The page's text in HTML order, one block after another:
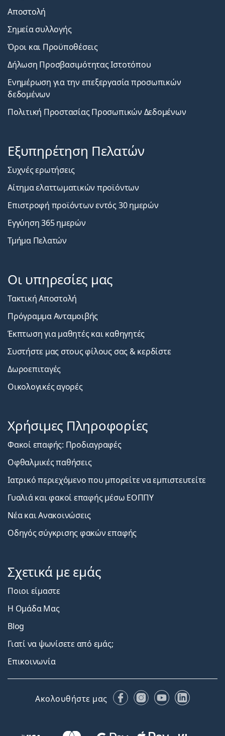
Αποστολή
Σημεία συλλογής
Όροι και Προϋποθέσεις
Δήλωση Προσβασιμότητας Ιστοτόπου
Ενημέρωση για την επεξεργασία προσωπικών
δεδομένων
Πολιτική Προστασίας Προσωπικών Δεδομένων
Εξυπηρέτηση Πελατών
Συχνές ερωτήσεις
Αίτημα ελαττωματικών προϊόντων
Επιστροφή προϊόντων εντός 30 ημερών
Εγγύηση 365 ημερών
Τμήμα Πελατών
Οι υπηρεσίες μας
Τακτική Αποστολή
Πρόγραμμα Ανταμοιβής
Έκπτωση για μαθητές και καθηγητές
Συστήστε μας στους φίλους σας & κερδίστε
Δωροεπιταγές
Οικολογικές αγορές
Χρήσιμες Πληροφορίες
Φακοί επαφής: Προδιαγραφές
Οφθαλμικές παθήσεις
Ιατρικό περιεχόμενο που μπορείτε να εμπιστευτείτε
Γυαλιά και φακοί επαφής μέσω ΕΟΠΠΥ
Νέα και Ανακοινώσεις
Οδηγός σύγκρισης φακών επαφής
Σχετικά με εμάς
Ποιοι είμαστε
Η Ομάδα Μας
Blog
Γιατί να ψωνίσετε από εμάς;
Επικοινωνία
Ακολουθήστε μας FacebookInstagram
YouTubeLinkedIn